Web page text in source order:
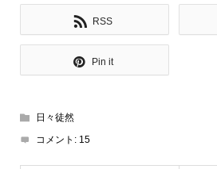
RSS
Pin it
日々徒然
コメント: 15